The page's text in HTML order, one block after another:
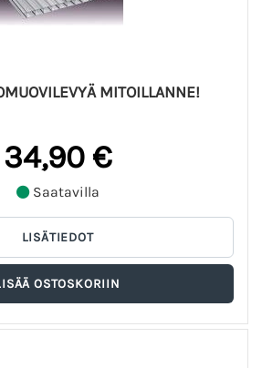
MITOILLANNE!
34,90 €
Saatavilla